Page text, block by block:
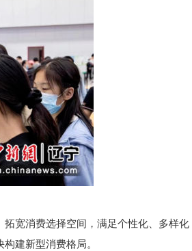
宽消费选择空间，满足个性化、多样化
建新型消费格局。